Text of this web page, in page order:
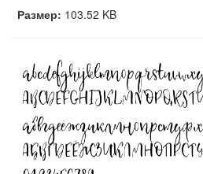
Размер: 103.52 KB